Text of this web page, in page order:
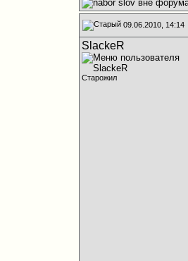
09.06.2010, 14:14
SlackeR
Старожил